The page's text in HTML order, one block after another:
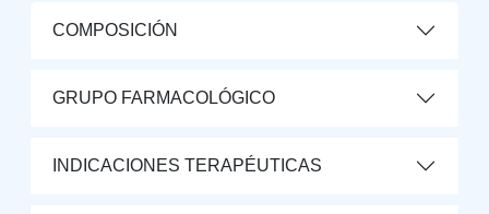
COMPOSICIÓN
GRUPO FARMACOLÓGICO
INDICACIONES TERAPÉUTICAS